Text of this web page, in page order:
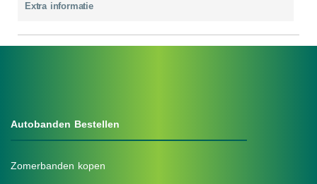
Extra informatie
Autobanden Bestellen
Zomerbanden kopen